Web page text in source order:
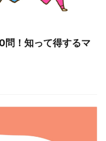
！知って得するマ